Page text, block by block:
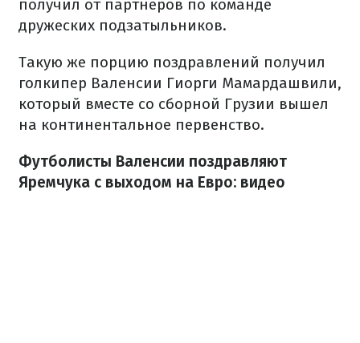
получил от партнеров по команде
дружеских подзатыльников.
Такую же порцию поздравлений получил
голкипер Валенсии Гиорги Мамардашвили,
который вместе со сборной Грузии вышел
на континентальное первенство.
Футболисты Валенсии поздравляют
Яремчука с выходом на Евро: видео